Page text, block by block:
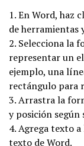
1. En Word, haz
de herramientas
2. Selecciona la
representar un
ejemplo, una
rectángulo para
3. Arrastra la
y posición según
4. Agrega texto
texto de Word.